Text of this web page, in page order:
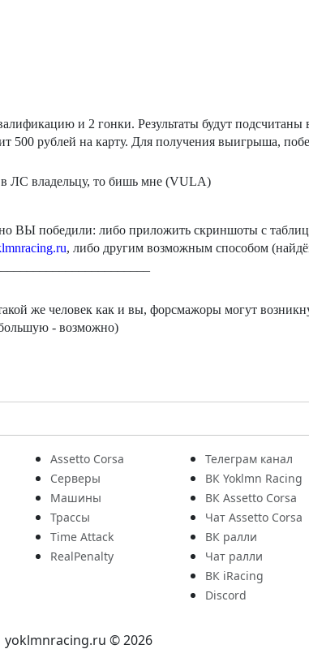
и 2 гонки. Результаты будут подсчитаны
500 рублей на карту. Для получения выигрыша,
ЛС владельцу, то бишь мне (VULA)
ВЫ победили: либо приложить скриншоты с
, либо другим возможным способом
же человек как и вы, форсмажоры могут
- возможно)
Assetto Corsa
Серверы
Машины
Трассы
Time Attack
RealPenalty
Телеграм канал
ВК Yoklmn Racing
ВК Assetto Corsa
Чат Assetto Corsa
ВК ралли
Чат ралли
ВК iRacing
Discord
yoklmnracing.ru © 2026